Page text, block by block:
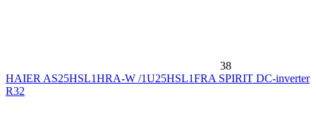
38
HAIER AS25HSL1HRA-W /1U25HSL1FRA SPIRIT DC-inverter
R32